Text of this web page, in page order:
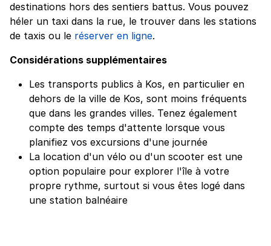
destinations hors des sentiers battus. Vous pouvez
héler un taxi dans la rue, le trouver dans les stations
de taxis ou le réserver en ligne.
Considérations supplémentaires
Les transports publics à Kos, en particulier en
dehors de la ville de Kos, sont moins fréquents
que dans les grandes villes. Tenez également
compte des temps d'attente lorsque vous
planifiez vos excursions d'une journée
La location d'un vélo ou d'un scooter est une
option populaire pour explorer l'île à votre
propre rythme, surtout si vous êtes logé dans
une station balnéaire